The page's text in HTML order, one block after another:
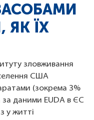
ЯК ЇХ
зловживання
США
(зокрема 3%
даними EUDA в ЄС
у житті